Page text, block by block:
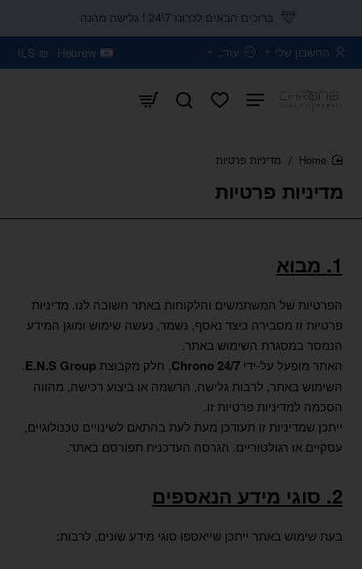
ברוכים הבאים לכרונו 7\24 ! גלישה מהנה
החשבון שלי עוד.. Hebrew
₪
ILS
מדיניות פרטיות
מדיניות פרטיות
1. מבוא
הפרטיות של המשתמשים והלקוחות באתר חשובה לנו. מדיניות
פרטיות זו מסבירה כיצד נאסף, נשמר, נעשה שימוש ומוגן המידע
הנמסר במסגרת השימוש באתר.
האתר מופעל על-ידי Chrono 24/7, חלק מקבוצתE.N.S Group
.
השימוש באתר, לרבות גלישה, הרשמה או ביצוע רכישה, מהווה
הסכמה למדיניות פרטיות זו.
ייתכן שמדיניות זו תעודכן מעת לעת בהתאם לשינויים טכנולוגיים,
עסקיים או רגולטוריים. הגרסה העדכנית תפורסם באתר.
2. סוגי מידע הנאספים
בעת שימוש באתר ייתכן שייאספו סוגי מידע שונים, לרבות: